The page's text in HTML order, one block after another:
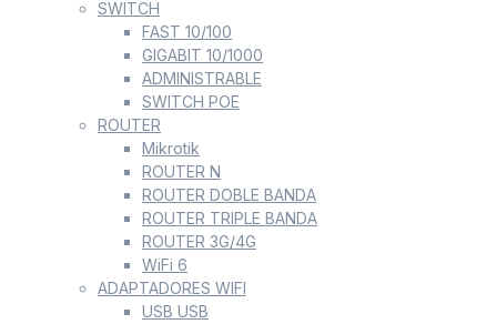
SWITCH
FAST 10/100
GIGABIT 10/1000
ADMINISTRABLE
SWITCH POE
ROUTER
Mikrotik
ROUTER N
ROUTER DOBLE BANDA
ROUTER TRIPLE BANDA
ROUTER 3G/4G
WiFi 6
ADAPTADORES WIFI
USB USB